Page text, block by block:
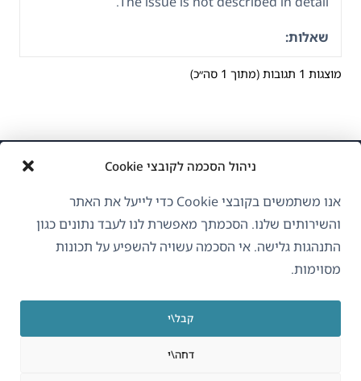
ניהול הסכמה לקובצי Cookie
אנו משתמשים בקובצי Cookie כדי לייעל את האתר
והשירותים שלנו. הסכמתך מאפשרת לנו לעבד נתונים כגון
התנהגות גלישה. אי הסכמה עשויה להשפיע על תכונות
מסוימות.
קבל\י
דחה\י
שאלות:
מוצגות 1 תגובות (מתוך 1 סה״כ)
אודות WPML
הצטרף לצוות שלנו(נפתח
(נפתח
בחלון
(נפתח
בחלון
(נפתח